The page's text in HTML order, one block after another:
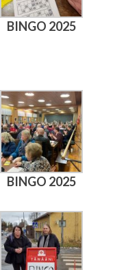
BINGO 2025
BINGO 2025